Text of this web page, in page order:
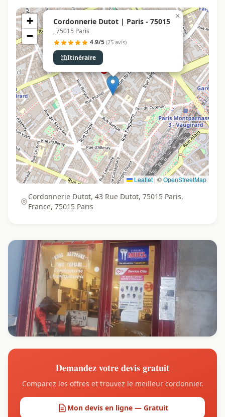
Cordonnerie Dutot | Paris - 75015
, 75015 Paris
4.9/5 (25 avis)
Itinéraire
×
+
−
Leaflet |©OpenStreetMap
Cordonnerie Dutot, 43 Rue Dutot, 75015 Paris,
France, 75015 Paris
Demandez votre devis gratuit
Comparez les offres et trouvez le meilleur cordonnier.
Mon devis en ligne — Gratuit